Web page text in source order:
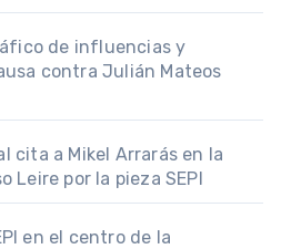
de influencias y
contra Julián Mateos
cita a Mikel Arrarás en la
Leire por la pieza SEPI
en el centro de la